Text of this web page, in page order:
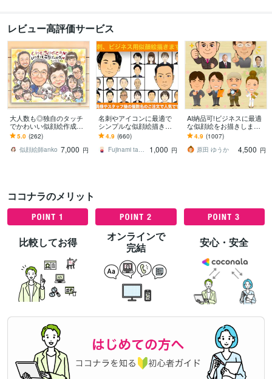
レビュー高評価サービス
大人数も◎独自のタッチ
でかわいい似顔絵作成し
ます 還暦や米寿、誕生日
プレゼント、結婚記念日
のお祝いに
5.0 (262)
似顔絵師anko 7,000 円
名刺やアイコンに最適で
シンプルな似顔絵描きま
す デフォルメせず、シン
プル似顔絵で名刺など注
目度アップ！
4.9 (660)
Fujinami takuya
1,000 円
AI納品可!ビジネスに最適
な似顔絵をお描きします
イラストレーター歴15
年。好印象のデジタル似
顔絵を描きます♪
4.9 (1007)
原田 ゆうか
4,500 円
ココナラのメリット
比較してお得
オンラインで
完結
安心・安全